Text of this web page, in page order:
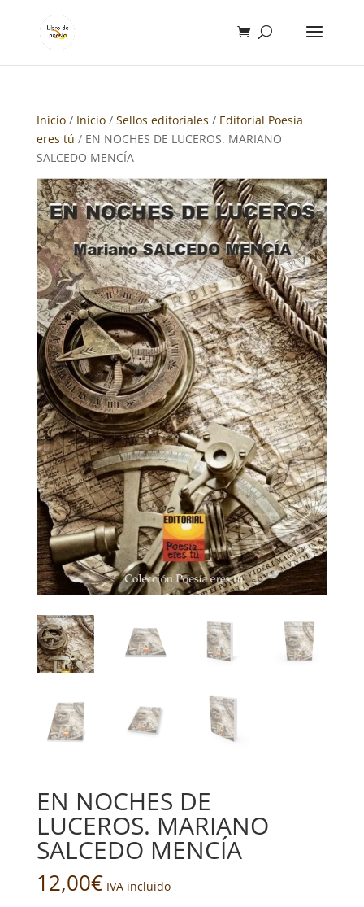
Inicio/ Inicio/ Sellos editoriales / Editorial Poesía
eres tú / EN NOCHES DE LUCEROS. MARIANO
SALCEDO MENCÍA
EN NOCHES DE
LUCEROS. MARIANO
SALCEDO MENCÍA
12,00€ IVA incluido